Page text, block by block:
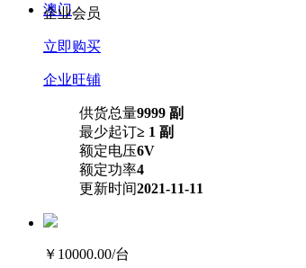
澳门
企业会员
立即购买
企业旺铺
供货总量9999 副
最少起订≥ 1 副
额定电压6V
额定功率4
更新时间2021-11-11
￥10000.00/台